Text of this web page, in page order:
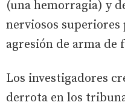
(una hemorragia) y
nerviosos
agresión de arma de
Los investigadores
derrota en los